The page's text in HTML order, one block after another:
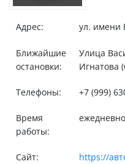
Адрес: ул. имени
Ближайшие
остановки:
Улица
Игнатова
Телефоны: +7 (999)
Время
работы:
Сайт:
https://